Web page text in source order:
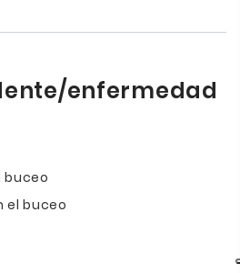
enfermedad
buceo
el buceo